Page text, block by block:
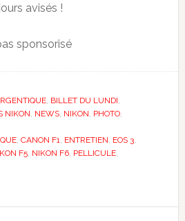
avisés !
sponsorisé
, BILLET DU LUNDI,
NIKON, NEWS, NIKON, PHOTO,
, CANON F1, ENTRETIEN, EOS 3,
F5, NIKON F6, PELLICULE,